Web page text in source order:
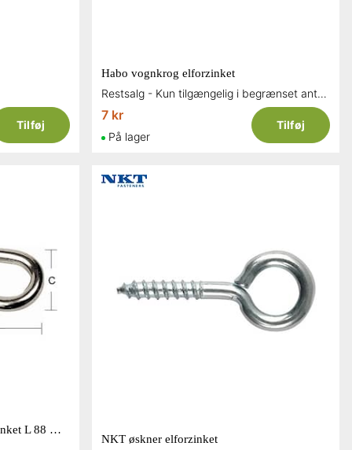
Tilføj
Habo vognkrog elforzinket
Restsalg - Kun tilgængelig i begrænset antal og så længe lager haves
7 kr
På lager
Tilføj
Habo tøjsnorskrog af stål elforzinket L 88 mm Ø6 mm 2 stk
NKT øskner elforzinket